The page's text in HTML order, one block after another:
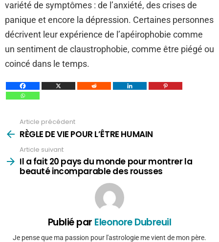
variété de symptômes : de l’anxiété, des crises de
panique et encore la dépression. Certaines personnes
décrivent leur expérience de l’apéirophobie comme
un sentiment de claustrophobie, comme être piégé ou
coincé dans le temps.
plus
Article précédent
RÈGLE DE VIE POUR L’ÊTRE HUMAIN
Article suivant
Il a fait 20 pays du monde pour montrer la
beauté incomparable des rousses
Publié par Eleonore Dubreuil
Je pense que ma passion pour l'astrologie me vient de mon père.